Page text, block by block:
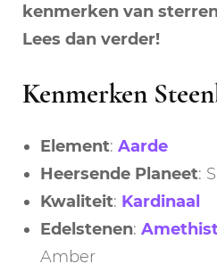
kenmerken van
Lees dan verder!
Kenmerken
Element: Aarde
Heersende Planeet:
Kwaliteit: Kardinaal
Edelstenen:
Amber